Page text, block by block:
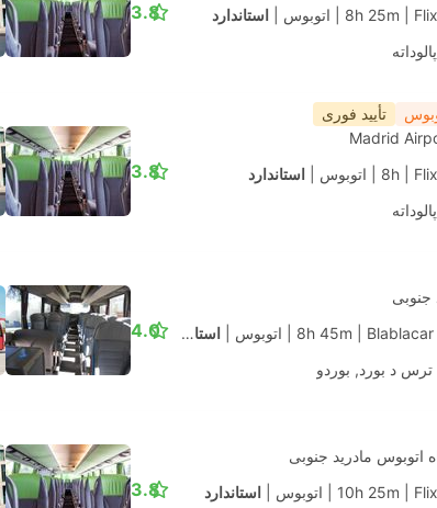
8h 25m | اتوبوس استاندارد 3.8
تأیید فوری
Madrid
8h | اتوبوس استاندارد 3.8
جنوبی
8h 45m | اتوبوس استاندارد تهویه مطبوع
ترس د بورد, بوردو
4.0
اتوبوس مادرید جنوبی
10h 25m | اتوبوس استاندارد 3.8